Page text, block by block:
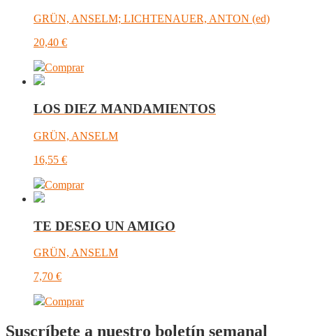
GRÜN, ANSELM; LICHTENAUER, ANTON (ed)
20,40 €
Comprar
LOS DIEZ MANDAMIENTOS
GRÜN, ANSELM
16,55 €
Comprar
TE DESEO UN AMIGO
GRÜN, ANSELM
7,70 €
Comprar
Suscríbete a nuestro boletín semanal